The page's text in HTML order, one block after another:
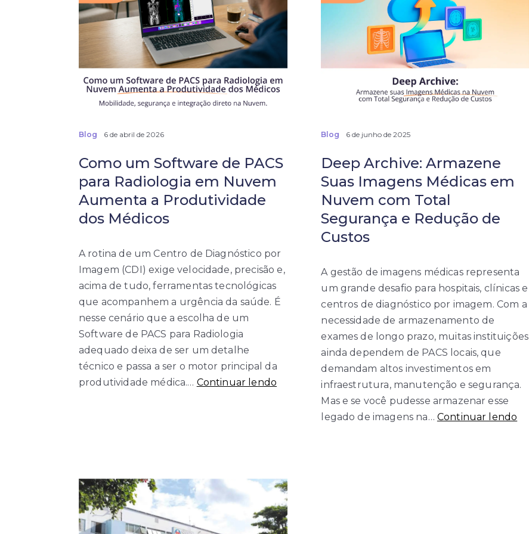
Blog 6 de abril de 2026
Como um Software de PACS
para Radiologia em Nuvem
Aumenta a Produtividade
dos Médicos
A rotina de um Centro de Diagnóstico por
Imagem (CDI) exige velocidade, precisão e,
acima de tudo, ferramentas tecnológicas
que acompanhem a urgência da saúde. É
nesse cenário que a escolha de um
Software de PACS para Radiologia
adequado deixa de ser um detalhe
técnico e passa a ser o motor principal da
produtividade médica.… Continuar lendo
Radiologia
em
Nuvem
Aumenta
Blog 6 de junho de 2025
Deep Archive: Armazene
Suas Imagens Médicas em
Nuvem com Total
Segurança e Redução de
Custos
A gestão de imagens médicas representa
um grande desafio para hospitais, clínicas e
centros de diagnóstico por imagem. Com a
necessidade de armazenamento de
exames de longo prazo, muitas instituições
ainda dependem de PACS locais, que
demandam altos investimentos em
infraestrutura, manutenção e segurança.
Mas e se você pudesse armazenar esse
legado de imagens na… Continuar lendo